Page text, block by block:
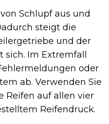
Schlupf aus und
steigt die
und der
Im Extremfall
oder
ab. Verwenden Sie
Reifen auf allen vier
Reifendruck.